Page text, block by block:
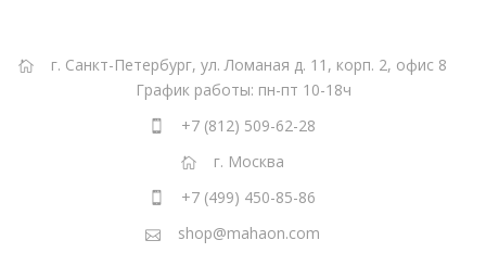
г. Санкт-Петербург, ул. Ломаная д. 11, корп. 2, офис 8
График работы: пн-пт 10-18ч
+7 (812) 509-62-28
г. Москва
+7 (499) 450-85-86
shop@mahaon.com